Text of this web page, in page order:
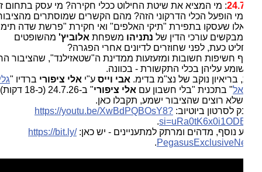
: מי המציא את שיטת החילוט ככלי חקירה? מי עסק בתחום זה
מי הופעל הכלי הדרקוני הזה? מהם הקשרים שמוסתרים מהציבור
אלו שעסקו בתפירת "תיקי האלפים" ואי חקירת "פרשת שדה תימן"?
עורכי הדין שלנתניהומשפחתאלוביץ'מהשופטים
כעת, לפני שחוזרים לדיונים אחרי הפגרה?
חשיפות חשובות ומזעזעות ממדינת ה"שטאזילנד", שהציבור הרחב
עליהן בכלי התקשורת - בכוונה.
בריאיון נוקב של נצ"מ בדימ.אבי וייסע"יאלי ציפוריברדיו "גלי
" בתכנית "בלי חשבון עםאלי ציפורי
" ב-24.7.26 (כ-18 דקות). כל
רוצים שהציבור ישמע, תקבלו כאן.
לסרטון ביוטיוב:https://youtu.be/XwBdPQBOsY8?
.
נוסף, מדהים ומרתק למתעניינים - יש כאן: https://bit.ly/
.